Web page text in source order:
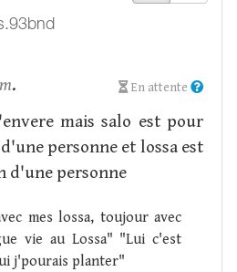
En attente
.
mais salo est pour
personne et lossa est
d'une personne
mes lossa, toujour avec
vie au Lossa" "Lui c'est
j'pourais planter"